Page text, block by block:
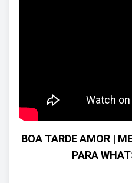
BOA TARDE AMOR |
PARA